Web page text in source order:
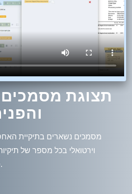
תצוגת מסמכים
מסמכים נשארים בתיקיית
וירטואלי בכל מספר של
פרויקטים בצורה מושלמת.